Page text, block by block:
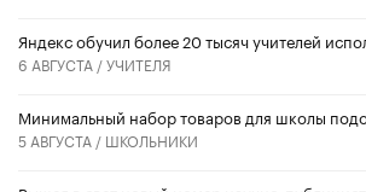
​Яндекс обучил более 20 тысяч учителей
6 АВГУСТА /УЧИТЕЛЯ
Минимальный набор товаров для школы
5 АВГУСТА / ШКОЛЬНИКИ